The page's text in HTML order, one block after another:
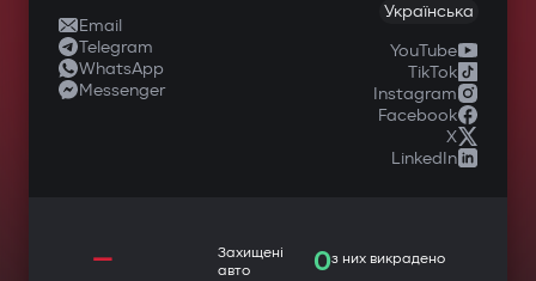
Email
Telegram
WhatsApp
Messenger
Українська
YouTube
TikTok
Instagram
Facebook
X
LinkedIn
—
Захищені
авто
0з них викрадено